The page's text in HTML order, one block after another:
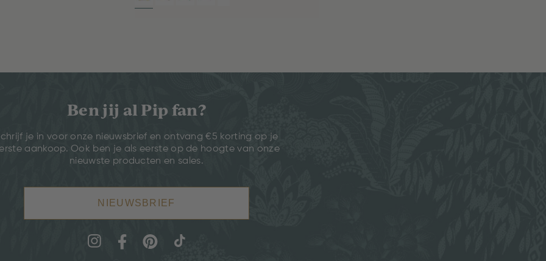
Ben jij al Pip fan?
je in voor onze nieuwsbrief en ontvang €5 korting op je
aankoop. Ook ben je als eerste op de hoogte van onze
nieuwste producten en sales.
NIEUWSBRIEF